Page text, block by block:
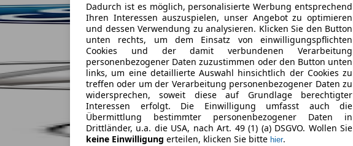
Dadurch ist es möglich, personalisierte Werbung entsprechend
Ihren Interessen auszuspielen, unser Angebot zu optimieren
und dessen Verwendung zu analysieren. Klicken Sie den Button
unten rechts, um dem Einsatz von einwilligungspflichten
Cookies und der damit verbundenen Verarbeitung
personenbezogener Daten zuzustimmen oder den Button unten
links, um eine detaillierte Auswahl hinsichtlich der Cookies zu
treffen oder um der Verarbeitung personenbezogener Daten zu
widersprechen, soweit diese auf Grundlage berechtigter
Interessen erfolgt. Die Einwilligung umfasst auch die
Übermittlung bestimmter personenbezogener Daten in
Drittländer, u.a. die USA, nach Art. 49 (1) (a) DSGVO. Wollen Sie
keine Einwilligung erteilen, klicken Sie bitte hier.